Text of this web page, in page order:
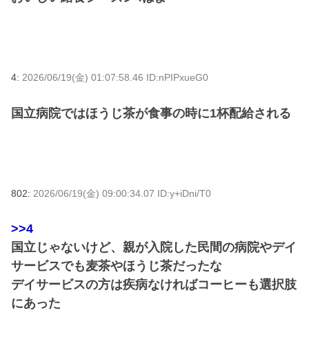
4: 2026/06/19(金) 01:07:58.46 ID:nPIPxueG0
国立病院ではほうじ茶が食事の時に1杯配給される
802: 2026/06/19(金) 09:00:34.07 ID:y+iDni/T0
>>4
国立じゃないけど、親が入院した民間の病院やデイ
サービスでも麦茶やほうじ茶だったな
デイサービスの方は疾病なければコーヒーも選択肢
にあった